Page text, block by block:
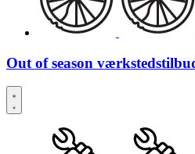
Out of season